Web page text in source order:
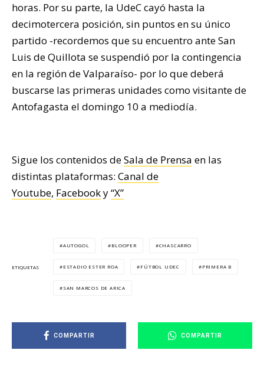
horas. Por su parte, la UdeC cayó hasta la
decimotercera posición, sin puntos en su único
partido -recordemos que su encuentro ante San
Luis de Quillota se suspendió por la contingencia
en la región de Valparaíso- por lo que deberá
buscarse las primeras unidades como visitante de
Antofagasta el domingo 10 a mediodía.
Sigue los contenidos deSala de Prensa en las
distintas plataformas: Canal de
Youtube, Facebooky“X”
ETIQUETAS
AUTOGOL BLOOPER CHASCARRO
ESTADIO ESTER ROA FÚTBOL UDEC PRIMERA B
SAN MARCOS DE ARICA
COMPARTIR COMPARTIR